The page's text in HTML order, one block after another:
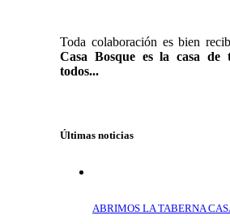
Toda colaboración es bien
Casa Bosque es la casa de
todos...
Últimas noticias
ABRIMOS LA TABERNA